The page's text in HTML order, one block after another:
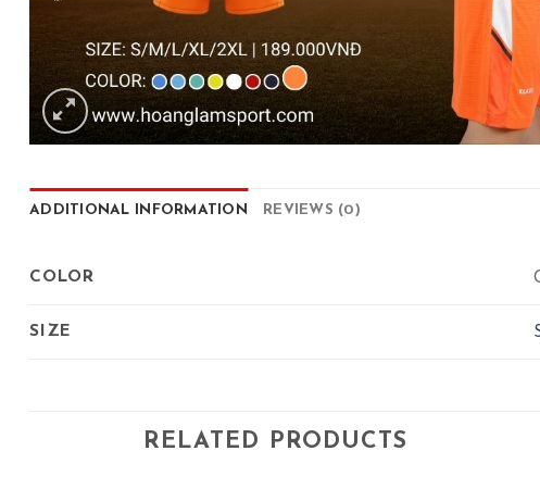
ADDITIONAL INFORMATION REVIEWS (0)
COLOR
SIZE
RELATED PRODUCTS